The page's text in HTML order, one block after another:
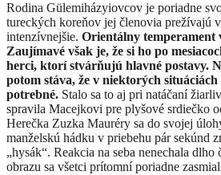
Rodina Gülemiházyiovcov je poriadne
tureckých koreňov jej členovia prežívajú
intenzívnejšie. Orientálny temperament
Zaujímavé však je, že si ho po
herci, ktorí stvárňujú hlavné postavy.
potom stáva, že v niektorých
potrebné. Stalo sa to aj pri natáčaní
spravila Macejkovi pre plyšové srdiečko
Herečka Zuzka Mauréry sa do svojej
manželskú hádku v priebehu pár sekúnd
„hysák“. Reakcia na seba nenechala
obrazu sa všetci prítomní poriadne